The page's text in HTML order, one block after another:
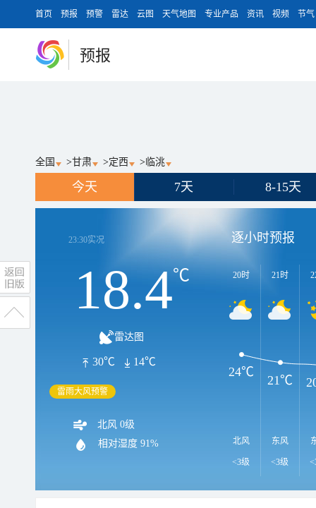
首页 预报 预警 雷达 云图 天气地图 专业产品 资讯 视频 节气
预报
全国 >甘肃 >定西 > 临洮
今天 7天 8-15天
23:30实况
18.4℃
雷达图
30℃ 14℃
雷雨大风预警
北风 0级
相对湿度 91%
逐小时预报
20时
北风
<3级
21时
东风
<3级
24℃
21℃